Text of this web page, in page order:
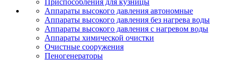
Приспособления для кузницы
Аппараты высокого давления автономные
Аппараты высокого давления без нагрева воды
Аппараты высокого давления с нагревом воды
Аппараты химической очистки
Очистные сооружения
Пеногенераторы